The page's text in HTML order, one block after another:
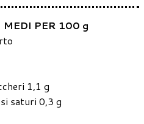
PER 100 g
1,1 g
saturi 0,3 g